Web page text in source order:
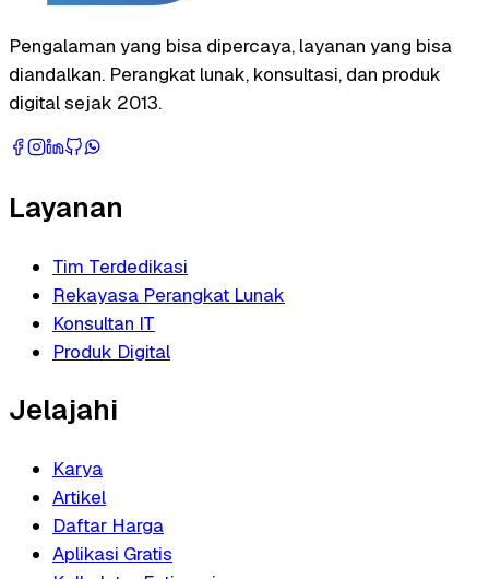
Pengalaman yang bisa dipercaya, layanan yang bisa
diandalkan. Perangkat lunak, konsultasi, dan produk
digital sejak 2013.
Layanan
Tim Terdedikasi
Rekayasa Perangkat Lunak
Konsultan IT
Produk Digital
Jelajahi
Karya
Artikel
Daftar Harga
Aplikasi Gratis